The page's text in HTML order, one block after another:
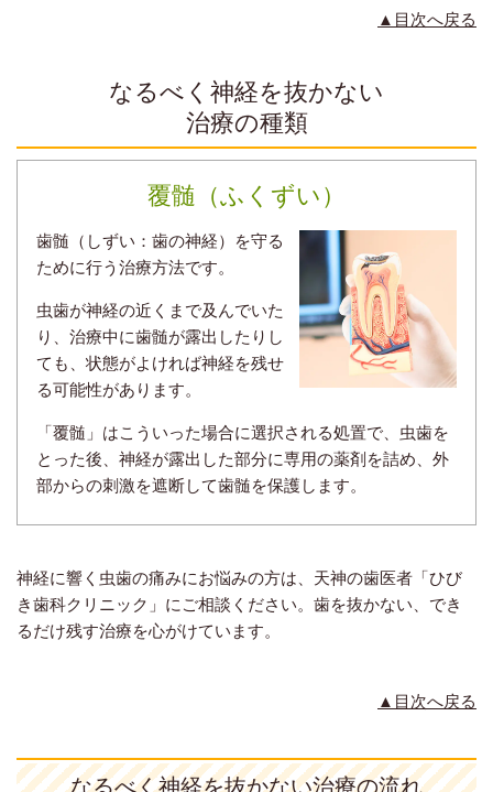
▲目次へ戻る
なるべく神経を抜かない
治療の種類
覆髄（ふくずい）
歯髄（しずい：歯の神経）を守る
ために行う治療方法です。
虫歯が神経の近くまで及んでいた
り、治療中に歯髄が露出したりし
ても、状態がよければ神経を残せ
る可能性があります。
「覆髄」はこういった場合に選択される処置で、虫歯を
とった後、神経が露出した部分に専用の薬剤を詰め、外
部からの刺激を遮断して歯髄を保護します。
神経に響く虫歯の痛みにお悩みの方は、天神の歯医者「ひび
き歯科クリニック」にご相談ください。歯を抜かない、でき
るだけ残す治療を心がけています。
▲目次へ戻る
なるべく神経を抜かない治療の流れ